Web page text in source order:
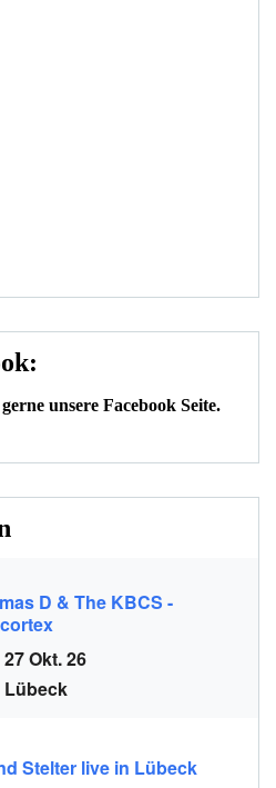
unsere Facebook Seite.
D & The KBCS -
27 Okt. 26
Lübeck
Stelter live in Lübeck